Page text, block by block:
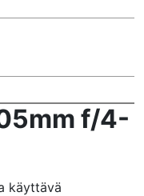
f/4-
käyttävä